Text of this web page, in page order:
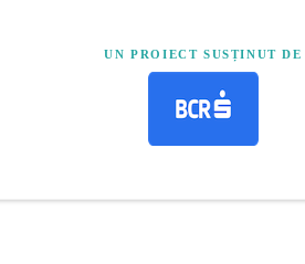
UN PROIECT SUSȚINUT DE